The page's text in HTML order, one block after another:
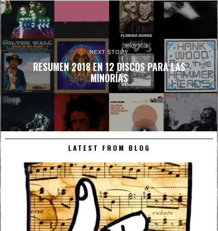
NEXT STORY
RESUMEN 2018 EN 12 DISCOS PARA LAS
MINORÍAS
LATEST FROM BLOG